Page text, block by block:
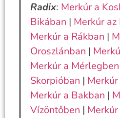
Radix: Merkúr a
Bikában | Merkúr az
Merkúr a Rákban |
Oroszlánban |
Merkúr a Mérlegben
Skorpióban |
Merkúr a Bakban |
Vízöntőben |